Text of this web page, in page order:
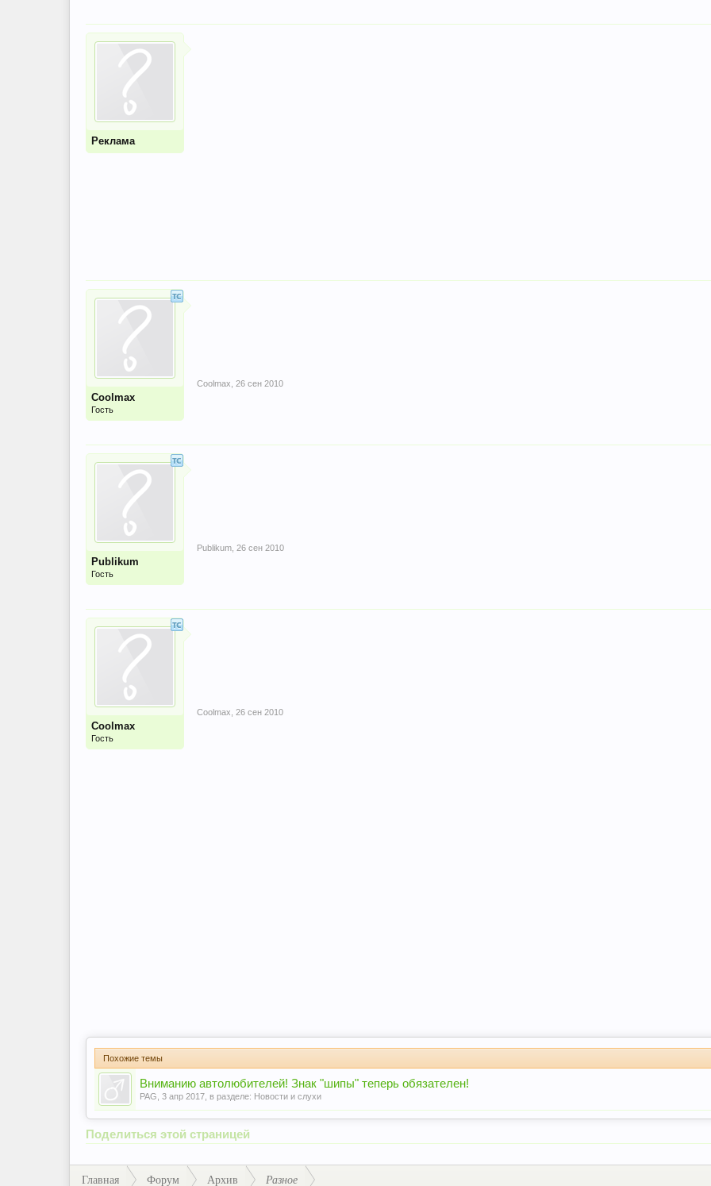
Реклама
Coolmax
Гость
Coolmax 26 сен 2010
Publikum
Гость
Publikum 26 сен 2010
Coolmax
Гость
Coolmax 26 сен 2010
Похожие темы
Вниманию автолюбителей! Знак "шипы" теперь обязателен!
PAG 3 апр 2017 , в разделе: Новости и слухи
Поделиться этой страницей
Главная Форум Архив Разное